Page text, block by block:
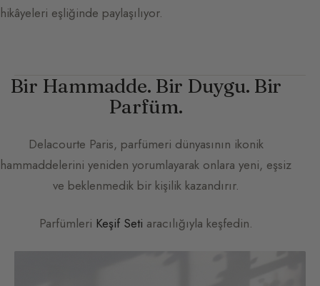
hikâyeleri eşliğinde paylaşılıyor.
Bir Hammadde. Bir Duygu. Bir
Parfüm.
Delacourte Paris, parfümeri dünyasının ikonik
hammaddelerini yeniden yorumlayarak onlara yeni, eşsiz
ve beklenmedik bir kişilik kazandırır.
Parfümleri Keşif Seti aracılığıyla keşfedin.